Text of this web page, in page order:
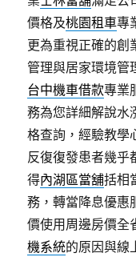
價格及桃園租車專
更為重視正確的創
管理與居家環境管
台中機車借款專業
務為您詳細解說水
格查詢，經驗教學
反復復發患者幾乎
得內湖區當舖括相
務，轉當降息優惠
價使用周邊房價全
機系統的原因與線